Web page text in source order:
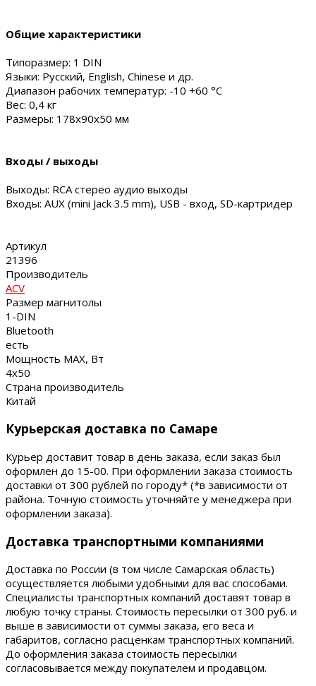
Общие характеристики
Типоразмер: 1 DIN
Языки: Русский, English, Chinese и др.
Диапазон рабочих температур: -10 +60 °С
Вес: 0,4 кг
Размеры: 178x90x50 мм
Входы / выходы
Выходы: RCA стерео аудио выходы
Входы: AUX (mini Jack 3.5 mm), USB - вход, SD-картридер
Артикул
21396
Производитель
ACV
Размер магнитолы
1-DIN
Bluetooth
есть
Мощность MAX, Вт
4х50
Страна производитель
Китай
Курьерская доставка по Самаре
Курьер доставит товар в день заказа, если заказ был
оформлен до 15-00. При оформлении заказа стоимость
доставки от 300 рублей по городу* (*в зависимости от
района. Точную стоимость уточняйте у менеджера при
оформлении заказа).
Доставка транспортными компаниями
Доставка по России (в том числе Самарская область)
осуществляется любыми удобными для вас способами.
Специалисты транспортных компаний доставят товар в
любую точку страны. Стоимость пересылки от 300 руб. и
выше в зависимости от суммы заказа, его веса и
габаритов, согласно расценкам транспортных компаний.
До оформления заказа стоимость пересылки
согласовывается между покупателем и продавцом.